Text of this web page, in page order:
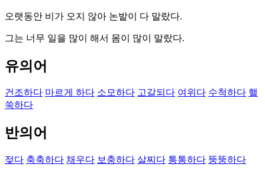
오랫동안 비가 오지 않아 논밭이 다 말랐다.
그는 너무 일을 많이 해서 몸이 많이 말랐다.
유의어
건조하다 마르게 하다 소모하다 고갈되다 여위다 수척하다 핼
쑥하다
반의어
젖다 축축하다 채우다 보충하다 살찌다 통통하다 뚱뚱하다